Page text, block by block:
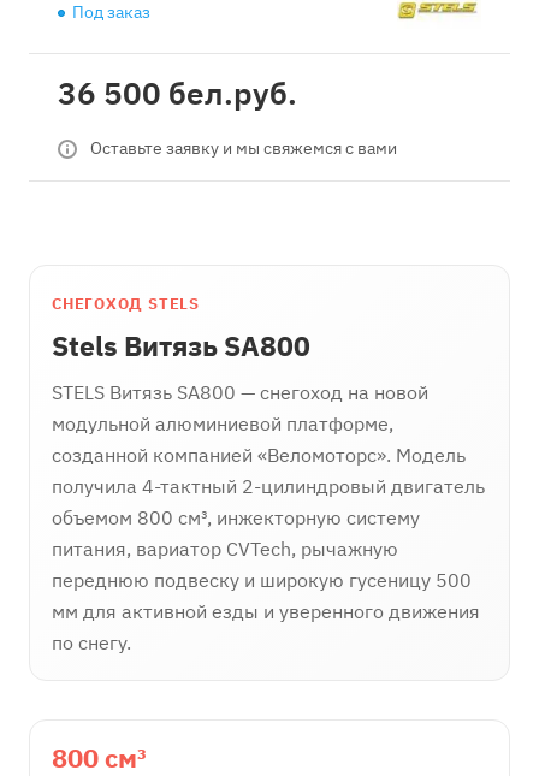
Под заказ
36 500 бел.руб.
Оставьте заявку и мы свяжемся с вами
СНЕГОХОД STELS
Stels Витязь SA800
STELS Витязь SA800 — снегоход на новой
модульной алюминиевой платформе,
созданной компанией «Веломоторс». Модель
получила 4-тактный 2-цилиндровый двигатель
объемом 800 см³, инжекторную систему
питания, вариатор CVTech, рычажную
переднюю подвеску и широкую гусеницу 500
мм для активной езды и уверенного движения
по снегу.
800 см³